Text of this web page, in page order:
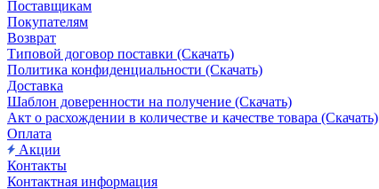
Поставщикам
Покупателям
Возврат
Типовой договор поставки (Скачать)
Политика конфиденциальности (Скачать)
Доставка
Шаблон доверенности на получение (Скачать)
Акт о расхождении в количестве и качестве товара (Скачать)
Оплата
Акции
Контакты
Контактная информация